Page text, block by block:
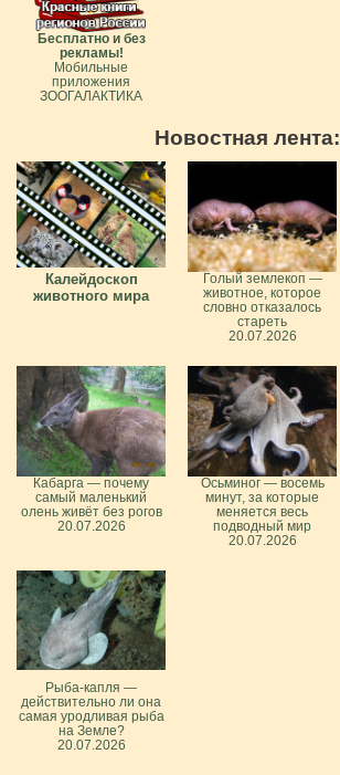
Бесплатно и без
рекламы!
Мобильные
приложения
ЗООГАЛАКТИКА
Новостная лента:
Калейдоскоп
животного мира
Голый землекоп —
животное, которое
словно отказалось
стареть
20.07.2026
Кабарга — почему
самый маленький
олень живёт без рогов
20.07.2026
Осьминог — восемь
минут, за которые
меняется весь
подводный мир
20.07.2026
Рыба-капля —
действительно ли она
самая уродливая рыба
на Земле?
20.07.2026